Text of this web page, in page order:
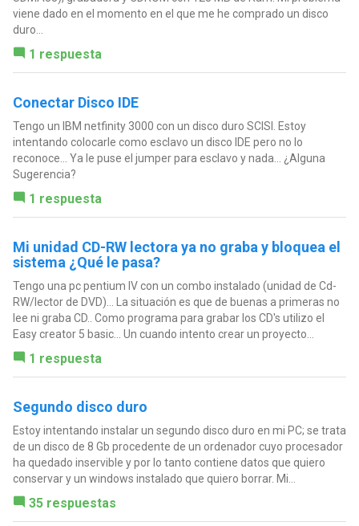
viene dado en el momento en el que me he comprado un disco
duro...
1 respuesta
Conectar Disco IDE
Tengo un IBM netfinity 3000 con un disco duro SCISI. Estoy
intentando colocarle como esclavo un disco IDE pero no lo
reconoce... Ya le puse el jumper para esclavo y nada... ¿Alguna
Sugerencia?
1 respuesta
Mi unidad CD-RW lectora ya no graba y bloquea el
sistema ¿Qué le pasa?
Tengo una pc pentium IV con un combo instalado (unidad de Cd-
RW/lector de DVD)... La situación es que de buenas a primeras no
lee ni graba CD.. Como programa para grabar los CD's utilizo el
Easy creator 5 basic... Un cuando intento crear un proyecto...
1 respuesta
Segundo disco duro
Estoy intentando instalar un segundo disco duro en mi PC; se trata
de un disco de 8 Gb procedente de un ordenador cuyo procesador
ha quedado inservible y por lo tanto contiene datos que quiero
conservar y un windows instalado que quiero borrar. Mi...
35 respuestas